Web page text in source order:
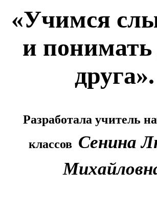
«Учимся
и понимать
друга».
Разработала учитель
классов Сенина